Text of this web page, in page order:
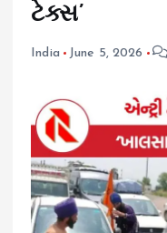
ટેક્સ’
India June 5, 2026